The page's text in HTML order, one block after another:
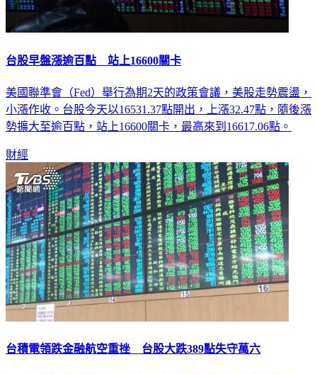
台股早盤漲逾百點 站上16600關卡
美國聯準會（Fed）舉行為期2天的政策會議，美股走勢震盪，
小漲作收。台股今天以16531.37點開出，上漲32.47點，隨後漲
勢擴大至逾百點，站上16600關卡，最高來到16617.06點。
財經
台積電領跌金融航空重挫 台股大跌389點失守萬六